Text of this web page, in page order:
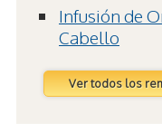
Infusión de
Cabello
Ver todos los